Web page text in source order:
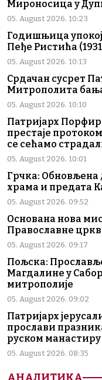
Мироносица у
05. August 2026. 10:23
Годишњица
Пеђе Ристића
05. August 2026. 10:13
Срдачан сусрет
Митрополита
05. August 2026. 10:10
Патријарх
престаје
се сећамо
05. August 2026. 10:01
Грчка: Обновљена
храма и предата
05. August 2026. 09:52
Основана нова
Православне
05. August 2026. 09:17
Пољска:
Магдалине у
митрополије
05. August 2026. 09:02
Патријарх
прослави
руском
05. August 2026. 08:35